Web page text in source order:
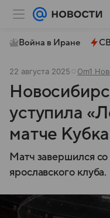
Война в Иране
22 августа 2025 Om1
уступила
матче
Матч завершился со
ярославского клуба.